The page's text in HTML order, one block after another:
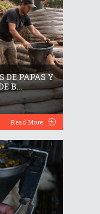
DE PAPAS Y
B...
Read More